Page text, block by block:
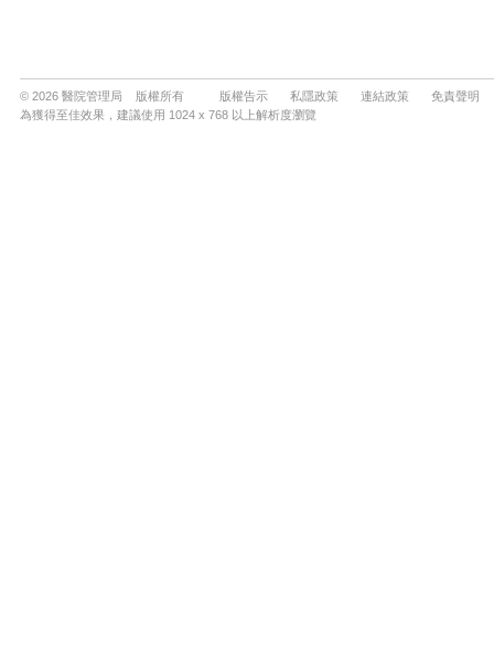
© 2026 醫院管理局 版權所有 版權告示 私隱政策 連結政策
免責聲明
為獲得至佳效果，建議使用 1024 x 768 以上解析度瀏覽